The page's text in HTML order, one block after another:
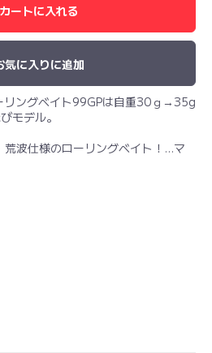
カートに入れる
気に入りに追加
リングベイト99GPは自重30ｇ→35g
モデル。
波仕様のローリングベイト！…マ